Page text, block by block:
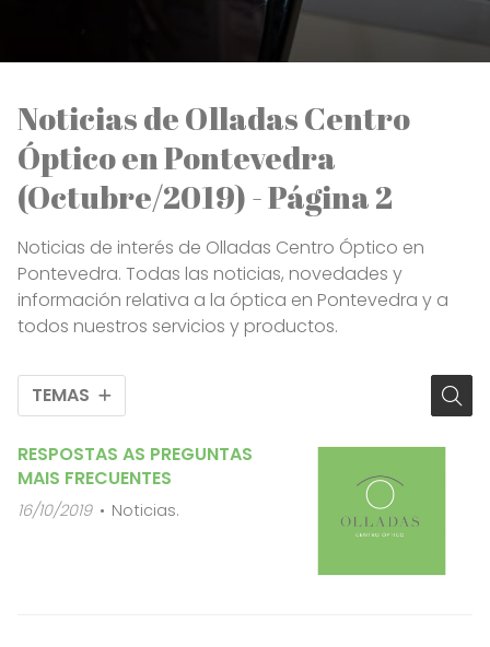
Noticias de Olladas Centro
Óptico en Pontevedra
(Octubre/2019) - Página 2
Noticias de interés de Olladas Centro Óptico en
Pontevedra. Todas las noticias, novedades y
información relativa a la óptica en Pontevedra y a
todos nuestros servicios y productos.
TEMAS
RESPOSTAS AS PREGUNTAS
MAIS FRECUENTES
16/10/2019 Noticias.